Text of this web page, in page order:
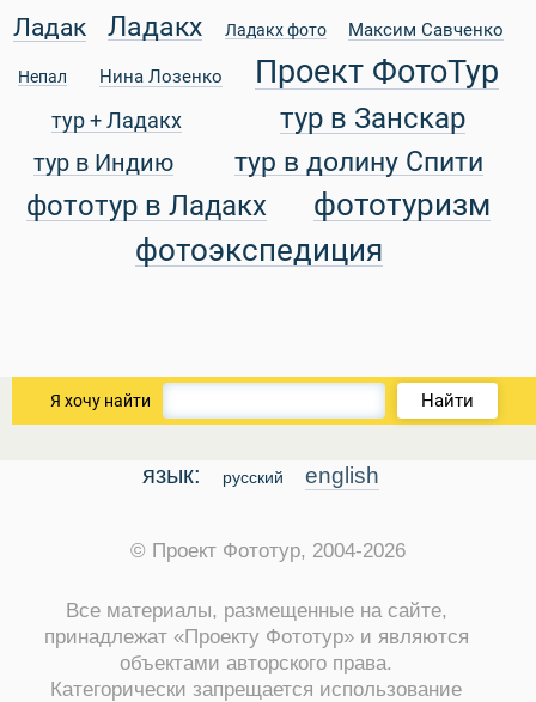
Туры
Статьи
Ладак
Ладакх Ладакх фото Максим Савченко
Непал Нина Лозенко Проект ФотоТур
тур + Ладакх тур в Занскар
тур в Индию тур в долину Спити
фототур в Ладакх
фототуризм
фотоэкспедиция
Я хочу найти Найти
язык: русский english
© Проект Фототур, 2004-2026
Все материалы, размещенные на сайте,
принадлежат «Проекту Фототур» и являются
объектами авторского права.
Категорически запрещается использование